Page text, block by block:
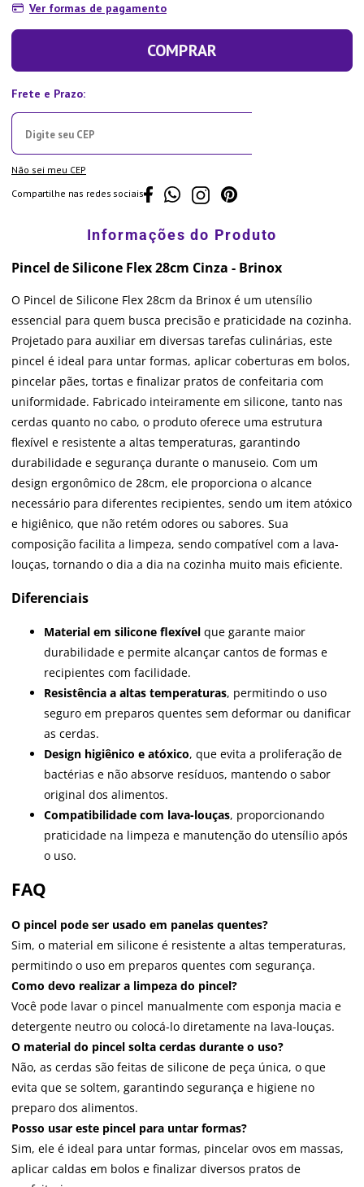
Ver formas de pagamento
COMPRAR
Não sei meu CEP
Compartilhe nas redes sociais
Pincel de Silicone Flex 28cm Cinza - Brinox
O Pincel de Silicone Flex 28cm da Brinox é um utensílio
essencial para quem busca precisão e praticidade na cozinha.
Projetado para auxiliar em diversas tarefas culinárias, este
pincel é ideal para untar formas, aplicar coberturas em bolos,
pincelar pães, tortas e finalizar pratos de confeitaria com
uniformidade. Fabricado inteiramente em silicone, tanto nas
cerdas quanto no cabo, o produto oferece uma estrutura
flexível e resistente a altas temperaturas, garantindo
durabilidade e segurança durante o manuseio. Com um
design ergonômico de 28cm, ele proporciona o alcance
necessário para diferentes recipientes, sendo um item atóxico
e higiênico, que não retém odores ou sabores. Sua
composição facilita a limpeza, sendo compatível com a lava-
louças, tornando o dia a dia na cozinha muito mais eficiente.
Diferenciais
Material em silicone flexível que garante maior
durabilidade e permite alcançar cantos de formas e
recipientes com facilidade.
Resistência a altas temperaturas, permitindo o uso
seguro em preparos quentes sem deformar ou danificar
as cerdas.
Design higiênico e atóxico, que evita a proliferação de
bactérias e não absorve resíduos, mantendo o sabor
original dos alimentos.
Compatibilidade com lava-louças, proporcionando
praticidade na limpeza e manutenção do utensílio após
o uso.
FAQ
O pincel pode ser usado em panelas quentes?
Sim, o material em silicone é resistente a altas temperaturas,
permitindo o uso em preparos quentes com segurança.
Como devo realizar a limpeza do pincel?
Você pode lavar o pincel manualmente com esponja macia e
detergente neutro ou colocá-lo diretamente na lava-louças.
O material do pincel solta cerdas durante o uso?
Não, as cerdas são feitas de silicone de peça única, o que
evita que se soltem, garantindo segurança e higiene no
preparo dos alimentos.
Posso usar este pincel para untar formas?
Sim, ele é ideal para untar formas, pincelar ovos em massas,
aplicar caldas em bolos e finalizar diversos pratos de